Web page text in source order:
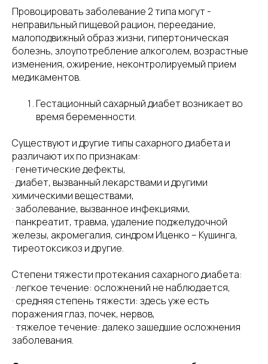
Провоцировать заболевание 2 типа могут -
неправильный пищевой рацион, переедание,
малоподвижный образ жизни, гипертоническая
болезнь, злоупотребление алкоголем, возрастные
изменения, ожирение, неконтролируемый прием
медикаментов.
Гестационный сахарный диабет возникает во
время беременности.
Существуют и другие типы сахарного диабета и
различают их по признакам:
· генетические дефекты,
· диабет, вызванный лекарствами и другими
химическими веществами,
· заболевание, вызванное инфекциями,
· панкреатит, травма, удаление поджелудочной
железы, акромегалия, синдром Иценко – Кушинга,
тиреотоксикоз и другие.
Степени тяжести протекания сахарного диабета:
· легкое течение: осложнений не наблюдается,
· средняя степень тяжести: здесь уже есть
поражения глаз, почек, нервов,
· тяжелое течение: далеко зашедшие осложнения
заболевания.